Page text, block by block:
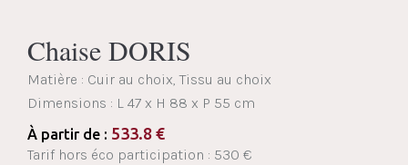
Chaise DORIS
Matière : Cuir au choix, Tissu au choix
Dimensions : L 47 x H 88 x P 55 cm
À partir de : 533.8 €
Tarif hors éco participation : 530 €